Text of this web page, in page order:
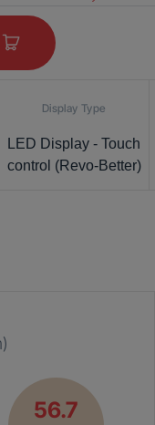
Display Type
LED Display - Touch
control (Revo-Better)
56.7